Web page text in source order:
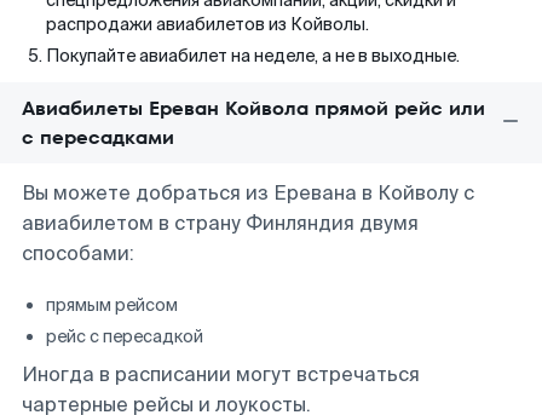
распродажи авиабилетов из Койволы.
Покупайте авиабилет на неделе, а не в выходные.
Авиабилеты Ереван Койвола прямой рейс или
с пересадками
Вы можете добраться из Еревана в Койволу с
авиабилетом в страну Финляндия двумя
способами:
прямым рейсом
рейс с пересадкой
Иногда в расписании могут встречаться
чартерные рейсы и лоукосты.